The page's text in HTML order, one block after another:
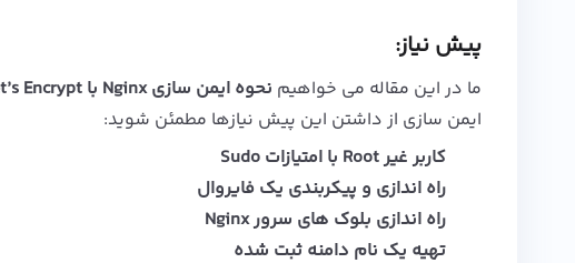
پیش نیاز:
ما در این مقاله می خواهیم نحوه ایمن سازیNginx با Let’s Encrypt در AlmaLinux را به شما آموزش دهیم
ایمن سازی از داشتن این پیش نیازها مطمئن شوید:
کاربر غیر Root با امتیازات Sudo
راه اندازی و پیکربندی یک فایروال
راه اندازی بلوک های سرور Nginx
تهیه یک نام دامنه ثبت شده